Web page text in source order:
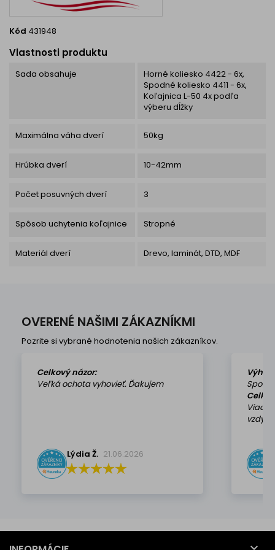
Kód 431948
Vlastnosti produktu
Sada obsahuje
Horné koliesko 4422 - 6x,
Spodné koliesko 4411 - 6x,
Koľajnica L-50 4x podľa
výberu dĺžky
Maximálna váha dverí 50kg
Hrúbka dverí 10-42mm
Počet posuvných dverí 3
Spôsob uchytenia koľajnice Stropné
Materiál dverí Drevo, laminát, DTD, MDF
OVERENÉ NAŠIMI ZÁKAZNÍKMI
Pozrite si vybrané hodnotenia našich zákazníkov.
Celkový názor:
Veľká ochota vyhovieť. Ďakujem
Lýdia Ž. 21.06.2026
vzdy k